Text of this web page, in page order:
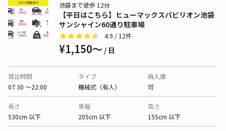
【平日はこちら】ヒューマックスパビリオン池袋
サンシャイン60通り駐車場
池袋まで徒歩 12分
4.9 / 12件
¥1,150〜 / 日
貸出時間
07:30 〜22:00
タイプ
機械式（有人）
再入庫
可
長さ
530cm 以下
車幅
205cm 以下
高さ
155cm 以下